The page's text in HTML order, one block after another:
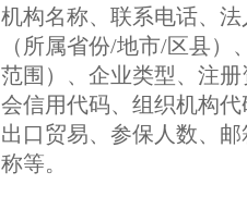
机构名称、联系电话、
（所属省份/地市/区县
范围）、企业类型、注
会信用代码、组织机构
出口贸易、参保人数、
称等。